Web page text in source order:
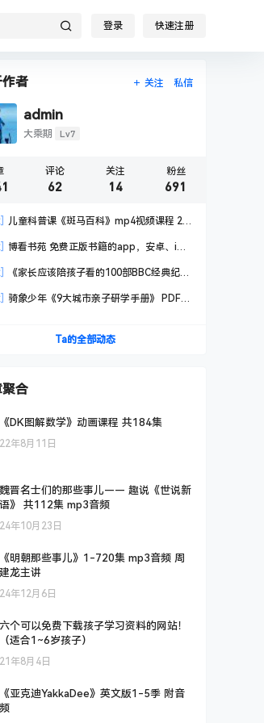
登录 快速注册
者 关注 私信
admin
大乘期 Lv7
评论
62
关注
14
粉丝
691
儿童科普课《斑马百科》mp4视频课程 20
博看书苑 免费正版书籍的app，安卓、iOS
《家长应该陪孩子看的100部BBC经典纪录
骑象少年《9大城市亲子研学手册》 PDF格
Ta的全部动态
合
《DK图解数学》动画课程 共184集
22年8月11日
魏晋名士们的那些事儿—— 趣说《世说新
语》 共112集 mp3音频
24年10月23日
《明朝那些事儿》1-720集 mp3音频 周
建龙主讲
24年12月6日
六个可以免费下载孩子学习资料的网站！
（适合1~6岁孩子）
21年8月4日
《亚克迪YakkaDee》英文版1-5季 附音
频